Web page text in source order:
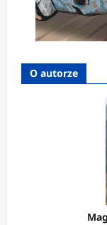
O autorze